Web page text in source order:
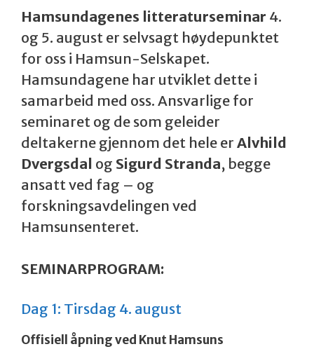
Hamsundagenes litteraturseminar 4.
og 5. august er selvsagt høydepunktet
for oss i Hamsun-Selskapet.
Hamsundagene har utviklet dette i
samarbeid med oss. Ansvarlige for
seminaret og de som geleider
deltakerne gjennom det hele er Alvhild
Dvergsdal og Sigurd Stranda, begge
ansatt ved fag – og
forskningsavdelingen ved
Hamsunsenteret.
SEMINARPROGRAM:
Dag 1: Tirsdag 4. august
Offisiell åpning ved Knut Hamsuns